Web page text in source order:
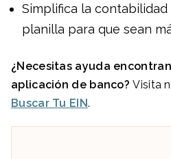
Simplifica la
planilla para que sean
¿Necesitas ayuda
aplicación de banco?Visita
Buscar Tu EIN.